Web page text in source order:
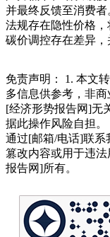
并最终反馈至消费
法规存在隐性价格
碳价调控存在差异，
免责声明： 1. 本文
多信息供参考，非
[经济形势报告网]无
据此操作风险自担
通过[邮箱/电话]联系
篡改内容或用于违
报告网]所有。